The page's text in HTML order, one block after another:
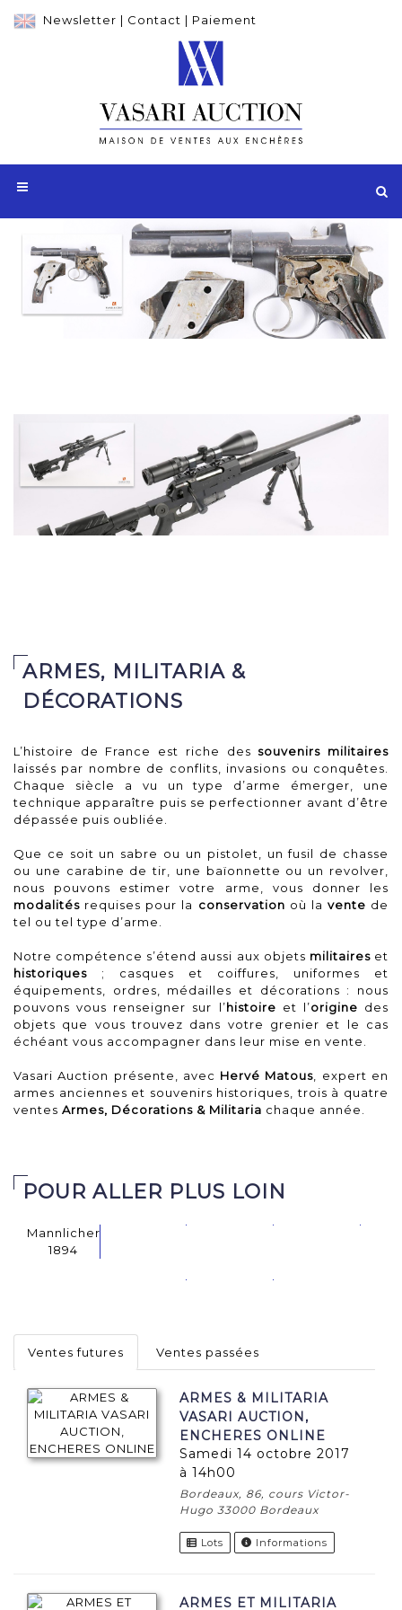
Newsletter | Contact | Paiement
ARMES, MILITARIA &
DÉCORATIONS
L’histoire de France est riche des souvenirs militaires
laissés par nombre de conflits, invasions ou conquêtes.
Chaque siècle a vu un type d’arme émerger, une
technique apparaître puis se perfectionner avant d’être
dépassée puis oubliée.
Que ce soit un sabre ou un pistolet, un fusil de chasse
ou une carabine de tir, une baïonnette ou un revolver,
nous pouvons estimer votre arme, vous donner les
modalités requises pour la conservation où la vente de
tel ou tel type d’arme.
Notre compétence s’étend aussi aux objets militaireset
historiques ; casques et coiffures, uniformes et
équipements, ordres, médailles et décorations : nous
pouvons vous renseigner sur l’histoire et l’origine des
objets que vous trouvez dans votre grenier et le cas
échéant vous accompagner dans leur mise en vente.
Vasari Auction présente, avec Hervé Matous, expert en
armes anciennes et souvenirs historiques, trois à quatre
ventes Armes, Décorations & Militaria chaque année.
POUR ALLER PLUS LOIN
Mannlicher
1894
Ventes futures Ventes passées
ARMES & MILITARIA
VASARI AUCTION,
ENCHERES ONLINE
samedi 14 octobre 2017
à 14h00
Bordeaux, 86, cours Victor-
Hugo 33000 Bordeaux
Lots Informations
ARMES ET MILITARIA